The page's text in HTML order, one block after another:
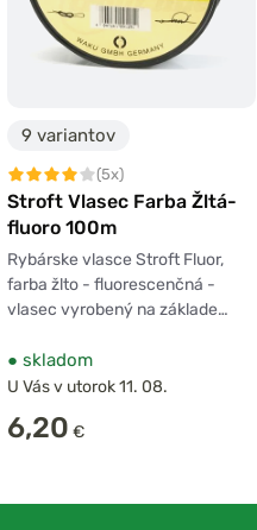
9 variantov
(5x)
Stroft Vlasec Farba Žltá-
fluoro 100m
Rybárske vlasce Stroft Fluor,
farba žlto - fluorescenčná -
vlasec vyrobený na základe…
● skladom
U Vás v utorok 11. 08.
6,20 €